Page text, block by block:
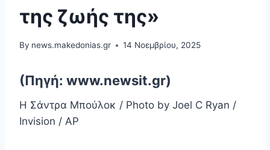
της ζωής της»
By news.makedonias.gr 14 Νοεμβρίου, 2025
(Πηγή: www.newsit.gr)
Η Σάντρα Μπούλοκ / Photo by Joel C Ryan /
Invision / AP